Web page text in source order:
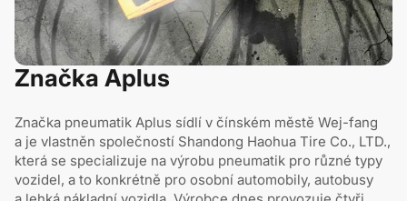
Značka Aplus
Značka pneumatik Aplus sídlí v čínském městě Wej-fang
a je vlastněn společností Shandong Haohua Tire Co., LTD.,
která se specializuje na výrobu pneumatik pro různé typy
vozidel, a to konkrétně pro osobní automobily, autobusy